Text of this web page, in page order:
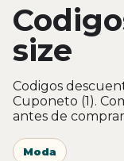
size
Codigos
Cuponeto (1).
antes de
Moda